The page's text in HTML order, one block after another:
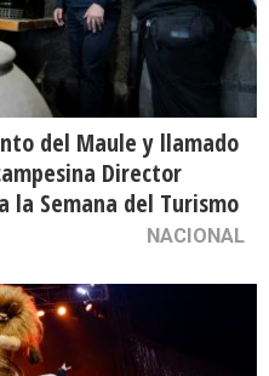
del Maule y llamado
Director
la Semana del Turismo
NACIONAL